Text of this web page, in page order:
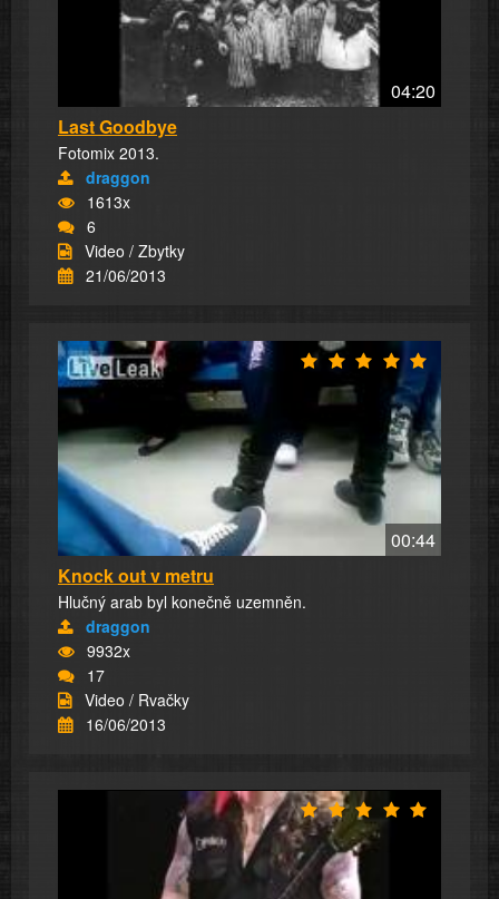
04:20
Last Goodbye
Fotomix 2013.
draggon
1613x
6
Video / Zbytky
21/06/2013
00:44
Knock out v metru
Hlučný arab byl konečně uzemněn.
draggon
9932x
17
Video / Rvačky
16/06/2013